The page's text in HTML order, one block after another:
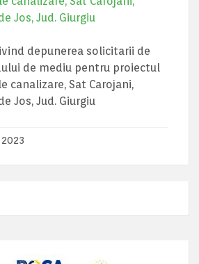
Jos, Jud. Giurgiu
depunerea solicitarii de
de mediu pentru proiectul
canalizare, Sat Carojani,
Jos, Jud. Giurgiu